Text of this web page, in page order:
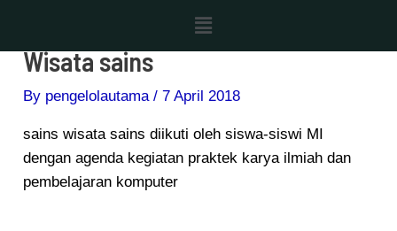
content
Menu
Wisata sains
By pengelolautama/7 April 2018
sains wisata sains diikuti oleh siswa-siswi MI
dengan agenda kegiatan praktek karya ilmiah dan
pembelajaran komputer